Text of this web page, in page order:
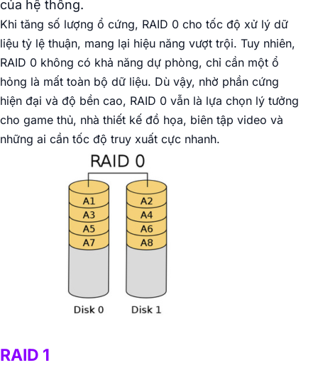
của hệ thống.
Khi tăng số lượng ổ cứng, RAID 0 cho tốc độ xử lý dữ
liệu tỷ lệ thuận, mang lại hiệu năng vượt trội. Tuy nhiên,
RAID 0 không có khả năng dự phòng, chỉ cần một ổ
hỏng là mất toàn bộ dữ liệu. Dù vậy, nhờ phần cứng
hiện đại và độ bền cao, RAID 0 vẫn là lựa chọn lý tưởng
cho game thủ, nhà thiết kế đồ họa, biên tập video và
những ai cần tốc độ truy xuất cực nhanh.
RAID 1